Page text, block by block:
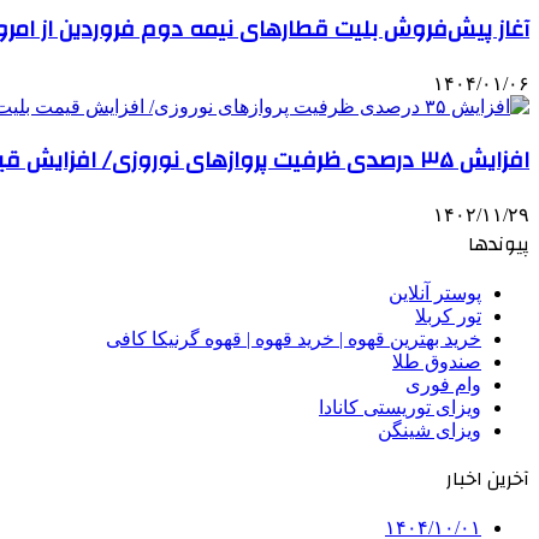
آغاز پیش‌فروش بلیت قطارهای نیمه دوم فروردین از
۱۴۰۴/۰۱/۰۶
افزایش ۳۵ درصدی ظرفیت پروازهای نوروزی/ افزایش قیمت بلیت نداریم
۱۴۰۲/۱۱/۲۹
پیوندها
پوستر آنلاین
تور کربلا
خرید بهترین قهوه | خرید قهوه | قهوه گرنیکا کافی
صندوق طلا
وام فوری
ویزای توریستی کانادا
ویزای شینگن
آخرین اخبار
۱۴۰۴/۱۰/۰۱